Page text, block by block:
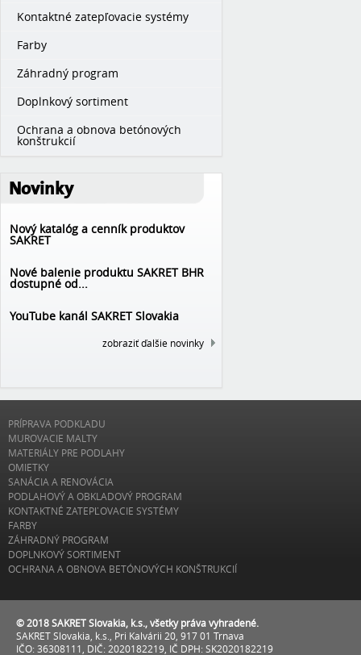
Kontaktné zatepľovacie systémy
Farby
Záhradný program
Doplnkový sortiment
Ochrana a obnova betónových
konštrukcií
Novinky
Nový katalóg a cenník produktov
SAKRET
Nové balenie produktu SAKRET BHR
dostupné od...
YouTube kanál SAKRET Slovakia
zobraziť ďalšie novinky
PRÍPRAVA PODKLADU
MUROVACIE MALTY
MATERIÁLY PRE PODLAHY
OMIETKY
SANÁCIA A RENOVÁCIA
PODLAHOVÝ A OBKLADOVÝ PROGRAM
KONTAKTNÉ ZATEPĽOVACIE SYSTÉMY
FARBY
ZÁHRADNÝ PROGRAM
DOPLNKOVÝ SORTIMENT
OCHRANA A OBNOVA BETÓNOVÝCH KONŠTRUKCIÍ
© 2018 SAKRET Slovakia, k.s., všetky práva vyhradené.
SAKRET Slovakia, k.s., Pri Kalvárii 20, 917 01 Trnava
IČO: 36308111, DIČ: 2020182219, IČ DPH: SK2020182219